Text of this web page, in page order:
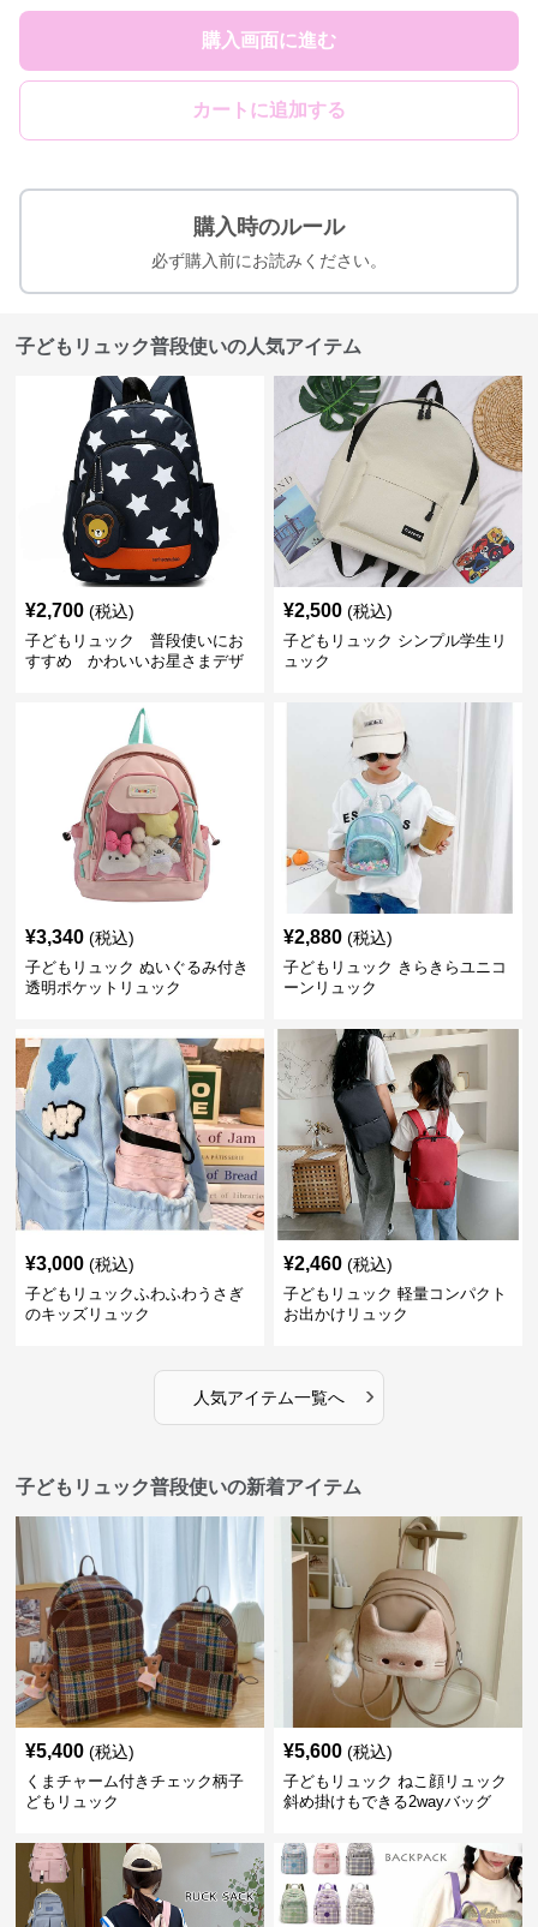
購入画面に進む
カートに追加する
購入時のルール
必ず購入前にお読みください。
子どもリュック普段使いの人気アイテム
¥2,700 (税込)
子どもリュック 普段使いにお
すすめ かわいいお星さまデザ
¥2,500 (税込)
子どもリュック シンプル学生リ
ュック
¥3,340 (税込)
子どもリュック ぬいぐるみ付き
透明ポケットリュック
¥2,880 (税込)
子どもリュック きらきらユニコ
ーンリュック
¥3,000 (税込)
子どもリュックふわふわうさぎ
のキッズリュック
¥2,460 (税込)
子どもリュック 軽量コンパクト
お出かけリュック
人気アイテム一覧へ ›
子どもリュック普段使いの新着アイテム
¥5,400 (税込)
くまチャーム付きチェック柄子
どもリュック
¥5,600 (税込)
子どもリュック ねこ顔リュック
斜め掛けもできる2wayバッグ